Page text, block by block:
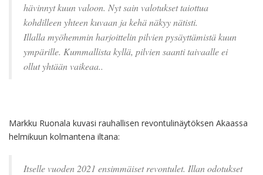
hävinnyt kuun valoon. Nyt sain valotukset taiottua
kohdilleen yhteen kuvaan ja kehä näkyy nätisti.
Illalla myöhemmin harjoittelin pilvien pysäyttämistä kuun
ympärille. Kummallista kyllä, pilvien saantitaivaalle ei
ollut yhtään vaikeaa..
Markku Ruonala kuvasi rauhallisen revontulinäytöksen Akaassa
helmikuun kolmantena iltana:
Itselle vuoden 2021 ensimmäiset revontulet. Illan odotukset